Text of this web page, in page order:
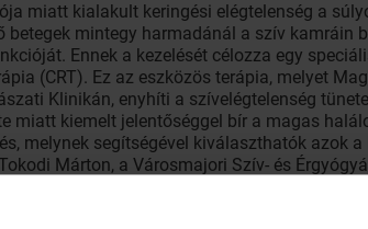
miatt kialakult keringési elégtelenség a
betegek mintegy harmadánál a szív kamráin
Ennek a kezelését célozza egy
(CRT). Ez az eszközös terápia, melyet
Klinikán, enyhíti a szívelégtelenség
miatt kiemelt jelentőséggel bír a magas
melynek segítségével kiválaszthatók azok
Márton, a Városmajori Szív- és
figyelmet kell fordítani az utánkövetés
is szükségessé válhat – tette